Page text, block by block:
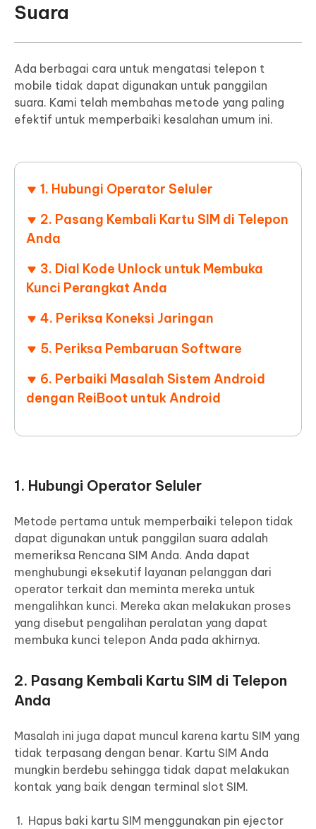
Suara
Ada berbagai cara untuk mengatasi telepon t
mobile tidak dapat digunakan untuk panggilan
suara. Kami telah membahas metode yang paling
efektif untuk memperbaiki kesalahan umum ini.
1. Hubungi Operator Seluler
2. Pasang Kembali Kartu SIM di Telepon
Anda
3. Dial Kode Unlock untuk Membuka
Kunci Perangkat Anda
4. Periksa Koneksi Jaringan
5. Periksa Pembaruan Software
6. Perbaiki Masalah Sistem Android
dengan ReiBoot untuk Android
1. Hubungi Operator Seluler
Metode pertama untuk memperbaiki telepon tidak
dapat digunakan untuk panggilan suara adalah
memeriksa Rencana SIM Anda. Anda dapat
menghubungi eksekutif layanan pelanggan dari
operator terkait dan meminta mereka untuk
mengalihkan kunci. Mereka akan melakukan proses
yang disebut pengalihan peralatan yang dapat
membuka kunci telepon Anda pada akhirnya.
2. Pasang Kembali Kartu SIM di Telepon
Anda
Masalah ini juga dapat muncul karena kartu SIM yang
tidak terpasang dengan benar. Kartu SIM Anda
mungkin berdebu sehingga tidak dapat melakukan
kontak yang baik dengan terminal slot SIM.
Hapus baki kartu SIM menggunakan pin ejector